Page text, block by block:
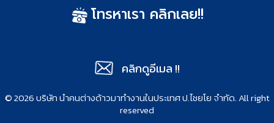
โทรหาเรา คลิกเลย!!
คลิกดูอีเมล !!
©2026 บริษัท นำคนต่างด้าวมาทำงานในประเทศ ป.ไชยโย จำกัด​.​ All right
reserved